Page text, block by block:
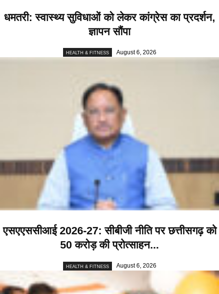
धमतरी: स्वास्थ्य सुविधाओं को लेकर कांग्रेस का प्रदर्शन,
ज्ञापन सौंपा
HEALTH & FITNESS August 6, 2026
एसएएससीआई 2026-27: सीबीजी नीति पर छत्तीसगढ़ को
50 करोड़ की प्रोत्साहन...
HEALTH & FITNESS August 6, 2026